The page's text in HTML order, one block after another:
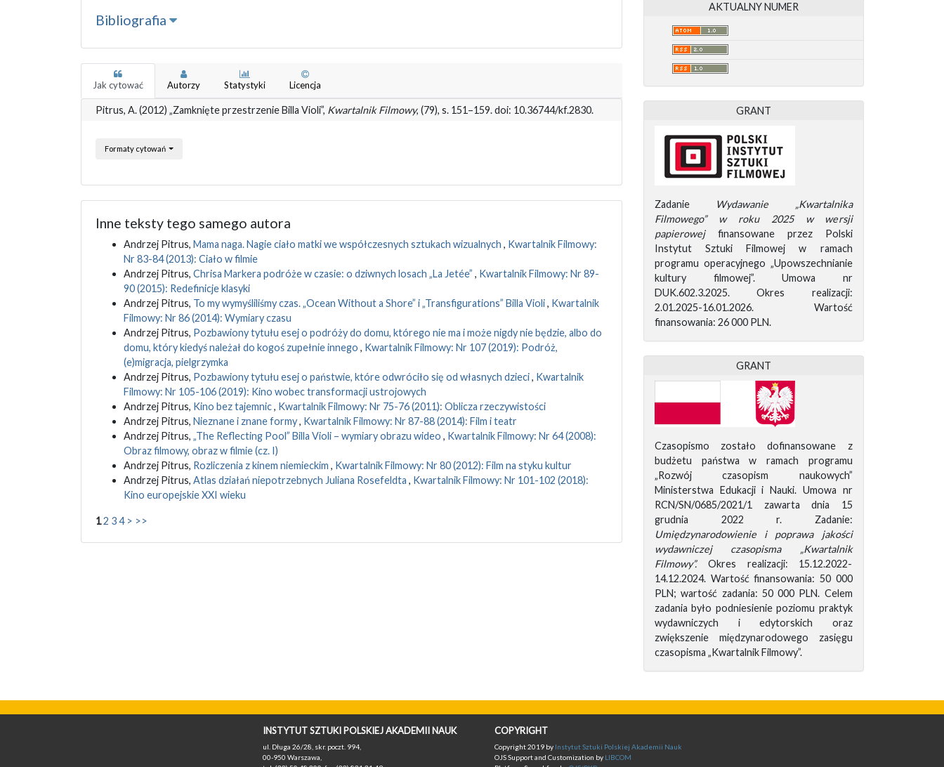
Bibliografia
Jak cytować Autorzy Statystyki Licencja
Pitrus, A. (2012) „Zamknięte przestrzenie Billa Violi”, Kwartalnik Filmowy, (79), s. 151–159. doi: 10.36744/kf.2830.
Formaty cytowań
Inne teksty tego samego autora
Andrzej Pitrus, Mama naga. Nagie ciało matki we współczesnych sztukach wizualnych , Kwartalnik Filmowy:
Nr 83-84 (2013): Ciało w filmie
Andrzej Pitrus, Chrisa Markera podróże w czasie: o dziwnych losach „La Jetée” , Kwartalnik Filmowy: Nr 89-
90 (2015): Redefinicje klasyki
Andrzej Pitrus, To my wymyśliliśmy czas. „Ocean Without a Shore” i „Transfigurations” Billa Violi, Kwartalnik
Filmowy: Nr 86 (2014): Wymiary czasu
Andrzej Pitrus, Pozbawiony tytułu esej o podróży do domu, którego nie ma i może nigdy nie będzie, albo do
domu, który kiedyś należał do kogoś zupełnie innego , Kwartalnik Filmowy: Nr 107 (2019): Podróż,
(e)migracja, pielgrzymka
Andrzej Pitrus, Pozbawiony tytułu esej o państwie, które odwróciło się od własnych dzieci, Kwartalnik
Filmowy: Nr 105-106 (2019): Kino wobec transformacji ustrojowych
Andrzej Pitrus, Kino bez tajemnic, Kwartalnik Filmowy: Nr 75-76 (2011): Oblicza rzeczywistości
Andrzej Pitrus, Nieznane i znane formy, Kwartalnik Filmowy: Nr 87-88 (2014): Film i teatr
Andrzej Pitrus, „The Reflecting Pool” Billa Violi – wymiary obrazu wideo , Kwartalnik Filmowy: Nr 64 (2008):
Obraz filmowy, obraz w filmie (cz. I)
Andrzej Pitrus, Rozliczenia z kinem niemieckim , Kwartalnik Filmowy: Nr 80 (2012): Film na styku kultur
Andrzej Pitrus, Atlas działań niepotrzebnych Juliana Rosefeldta , Kwartalnik Filmowy: Nr 101-102 (2018):
Kino europejskie XXI wieku
1 2 3 4 > >>
AKTUALNY NUMER
GRANT
Zadanie
Wydawanie „Kwartalnika
Filmowego” w roku 2025 w wersji
papierowejfinansowane przez Polski
Instytut Sztuki Filmowej w ramach
programu operacyjnego „Upowszechnianie
kultury filmowej”. Umowa nr
DUK.602.3.2025. Okres realizacji:
2.01.2025-16.01.2026. Wartość
finansowania: 26 000 PLN.
GRANT
Czasopismo zostało dofinansowane z
budżetu państwa w ramach programu
„Rozwój czasopism naukowych”
Ministerstwa Edukacji i Nauki. Umowa nr
RCN/SN/0685/2021/1 zawarta dnia 15
grudnia 2022 r. Zadanie:
Umiędzynarodowienie i poprawa jakości
wydawniczej czasopisma „Kwartalnik
Filmowy”.Okres realizacji: 15.12.2022-
14.12.2024. Wartość finansowania: 50 000
PLN; wartość zadania: 50 000 PLN. Celem
zadania było podniesienie poziomu praktyk
wydawniczych i edytorskich oraz
zwiększenie międzynarodowego zasięgu
czasopisma „Kwartalnik Filmowy”.
INSTYTUT SZTUKI POLSKIEJ AKADEMII NAUK
ul. Długa 26/28, skr. poczt. 994,
00-950 Warszawa,
COPYRIGHT
Copyright 2019 by Instytut Sztuki Polskiej Akademii Nauk
OJS Support and Customization by LIBCOM